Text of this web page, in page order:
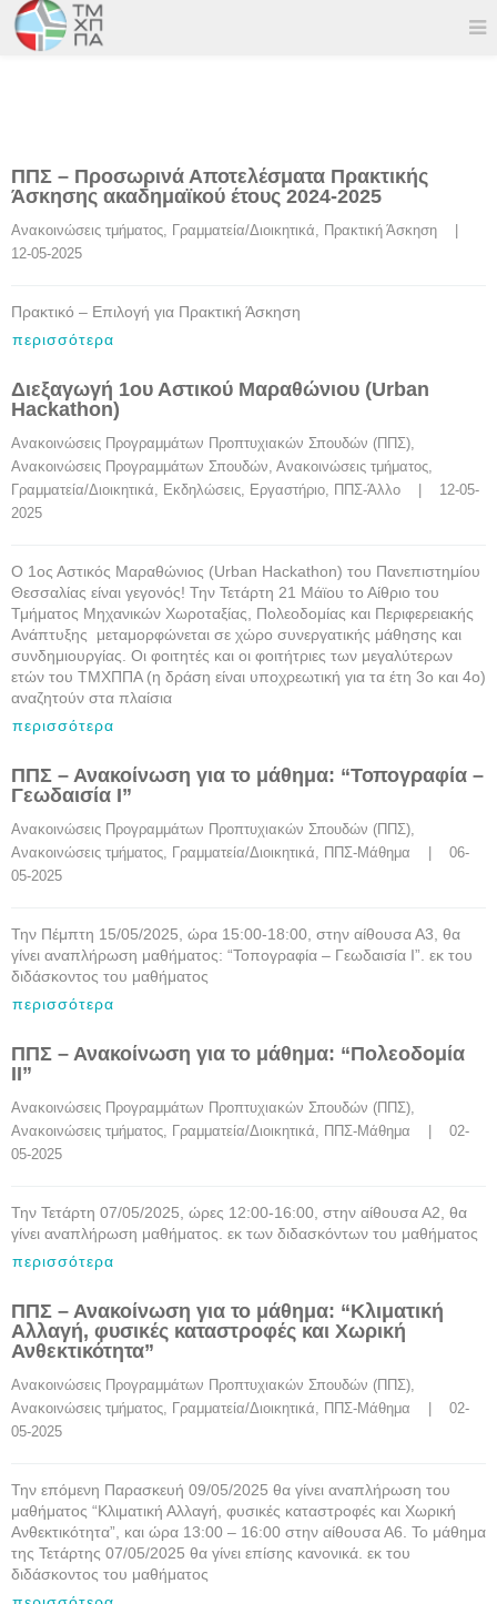
ΠΠΣ – Προσωρινά Αποτελέσματα Πρακτικής
Άσκησης ακαδημαϊκού έτους 2024-2025
Ανακοινώσεις τμήματος, Γραμματεία/Διοικητικά, Πρακτική Άσκηση
12-05-2025
Πρακτικό – Επιλογή για Πρακτική Άσκηση
περισσότερα
Διεξαγωγή 1ου Αστικού Μαραθώνιου (Urban
Hackathon)
Ανακοινώσεις Προγραμμάτων Προπτυχιακών Σπουδών (ΠΠΣ)
Ανακοινώσεις Προγραμμάτων Σπουδών, Ανακοινώσεις τμήματος
Γραμματεία/Διοικητικά, Εκδηλώσεις, Εργαστήριo, ΠΠΣ-Άλλο
    |    12-05-
2025
Ο 1ος Αστικός Μαραθώνιος (Urban Hackathon) του Πανεπιστημίου
Θεσσαλίας είναι γεγονός! Την Τετάρτη 21 Μάϊου το Αίθριο του
Τμήματος Μηχανικών Χωροταξίας, Πολεοδομίας και Περιφερειακής
Ανάπτυξης μεταμορφώνεται σε χώρο συνεργατικής μάθησης και
συνδημιουργίας. Οι φοιτητές και οι φοιτήτριες των μεγαλύτερων
ετών του ΤΜΧΠΠΑ (η δράση είναι υποχρεωτική για τα έτη 3ο και 4ο)
αναζητούν στα πλαίσια
περισσότερα
ΠΠΣ – Ανακοίνωση για το μάθημα: “Τοπογραφία –
Γεωδαισία Ι”
Ανακοινώσεις Προγραμμάτων Προπτυχιακών Σπουδών (ΠΠΣ)
Ανακοινώσεις τμήματος, Γραμματεία/Διοικητικά, ΠΠΣ-Μάθημα
    |    06-
05-2025
Την Πέμπτη 15/05/2025, ώρα 15:00-18:00, στην αίθουσα Α3, θα
γίνει αναπλήρωση μαθήματος: “Τοπογραφία – Γεωδαισία Ι”. εκ του
διδάσκοντος του μαθήματος
περισσότερα
ΠΠΣ – Ανακοίνωση για το μάθημα: “Πολεοδομία
ΙΙ”
Ανακοινώσεις Προγραμμάτων Προπτυχιακών Σπουδών (ΠΠΣ)
Ανακοινώσεις τμήματος, Γραμματεία/Διοικητικά, ΠΠΣ-Μάθημα
    |    02-
05-2025
Την Τετάρτη 07/05/2025, ώρες 12:00-16:00, στην αίθουσα Α2, θα
γίνει αναπλήρωση μαθήματος. εκ των διδασκόντων του μαθήματος
περισσότερα
ΠΠΣ – Ανακοίνωση για το μάθημα: “Κλιματική
Αλλαγή, φυσικές καταστροφές και Χωρική
Ανθεκτικότητα”
Ανακοινώσεις Προγραμμάτων Προπτυχιακών Σπουδών (ΠΠΣ)
Ανακοινώσεις τμήματος, Γραμματεία/Διοικητικά, ΠΠΣ-Μάθημα
    |    02-
05-2025
Την επόμενη Παρασκευή 09/05/2025 θα γίνει αναπλήρωση του
μαθήματος “Κλιματική Αλλαγή, φυσικές καταστροφές και Χωρική
Ανθεκτικότητα”, και ώρα 13:00 – 16:00 στην αίθουσα Α6. Το μάθημα
της Τετάρτης 07/05/2025 θα γίνει επίσης κανονικά. εκ του
διδάσκοντος του μαθήματος